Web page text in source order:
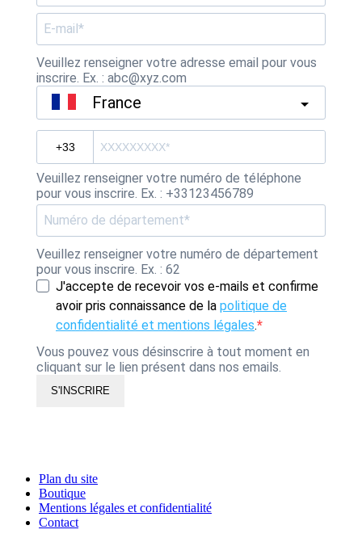
Veuillez renseigner votre adresse email pour vous
inscrire. Ex. : abc@xyz.com
France
Veuillez renseigner votre numéro de téléphone
pour vous inscrire. Ex. : +33123456789
Veuillez renseigner votre numéro de département
pour vous inscrire. Ex. : 62
J'accepte de recevoir vos e-mails et confirme
avoir pris connaissance de la politique de
confidentialité et mentions légales.
Vous pouvez vous désinscrire à tout moment en
cliquant sur le lien présent dans nos emails.
S'INSCRIRE
Plan du site
Boutique
Mentions légales et confidentialité
Contact